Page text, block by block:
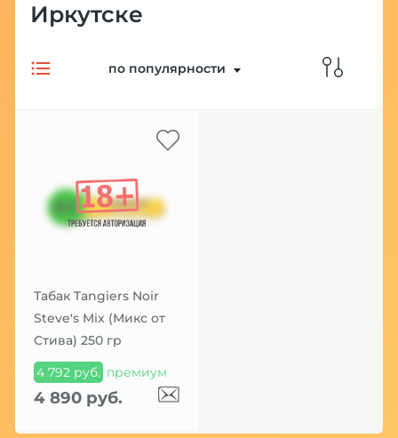
Иркутске
по популярности
Табак Tangiers Noir
Steve's Mix (Микс от
Стива) 250 гр
4 792 руб. премиум
4 890 руб.